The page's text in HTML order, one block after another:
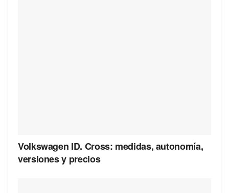
Volkswagen ID. Cross: medidas, autonomía,
versiones y precios